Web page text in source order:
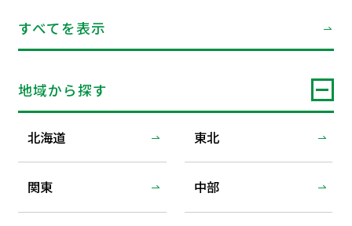
すべてを表示
地域から探す
北海道 東北
関東 中部